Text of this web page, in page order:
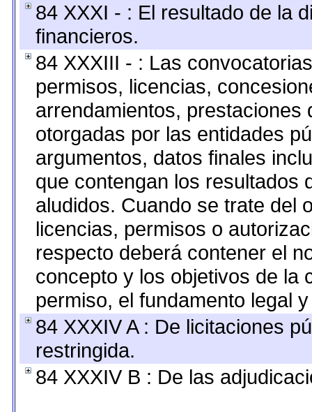
84 XXXI - : El resultado de la
financieros.
84 XXXIII - : Las
permisos, licencias,
arrendamientos,
otorgadas por las entidades
argumentos, datos finales
que contengan los resultados
aludidos. Cuando se trate del
licencias, permisos o
respecto deberá contener el
concepto y los objetivos de la
permiso, el fundamento legal
84 XXXIV A : De licitaciones
restringida.
84 XXXIV B : De las